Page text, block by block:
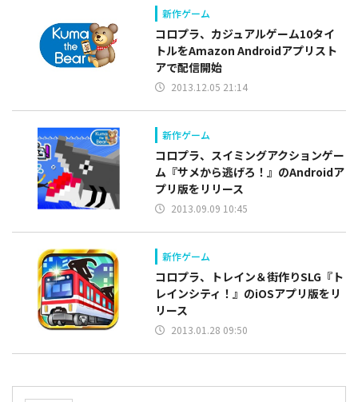
新作ゲーム
コロプラ、カジュアルゲーム10タイ
トルをAmazon Androidアプリスト
アで配信開始
2013.12.05 21:14
新作ゲーム
コロプラ、スイミングアクションゲー
ム『サメから逃げろ！』のAndroidア
プリ版をリリース
2013.09.09 10:45
新作ゲーム
コロプラ、トレイン＆街作りSLG『ト
レインシティ！』のiOSアプリ版をリ
リース
2013.01.28 09:50